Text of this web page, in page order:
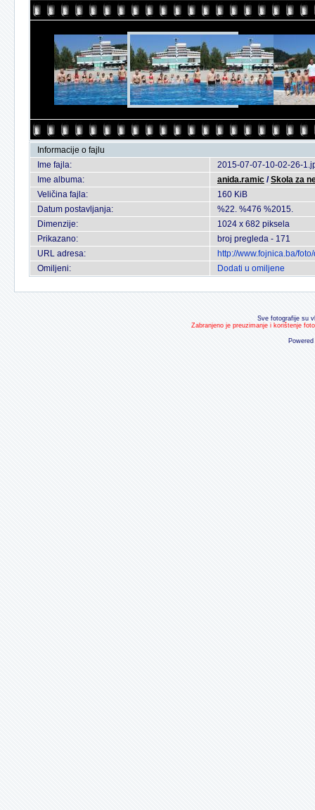
Informacije o fajlu
Ime fajla:
2015-07-07-10-02-26-
Ime albuma:
anida.ramic /Skola za
Veličina fajla:
160 KiB
Datum postavljanja:
%22. %476 %2015.
Dimenzije:
1024 x 682 piksela
Prikazano:
broj pregleda - 171
URL adresa:
http://www.fojnica.ba/
Omiljeni:
Dodati u omiljene
Sve fotografije su
Zabranjeno je preuzimanje i korištenje